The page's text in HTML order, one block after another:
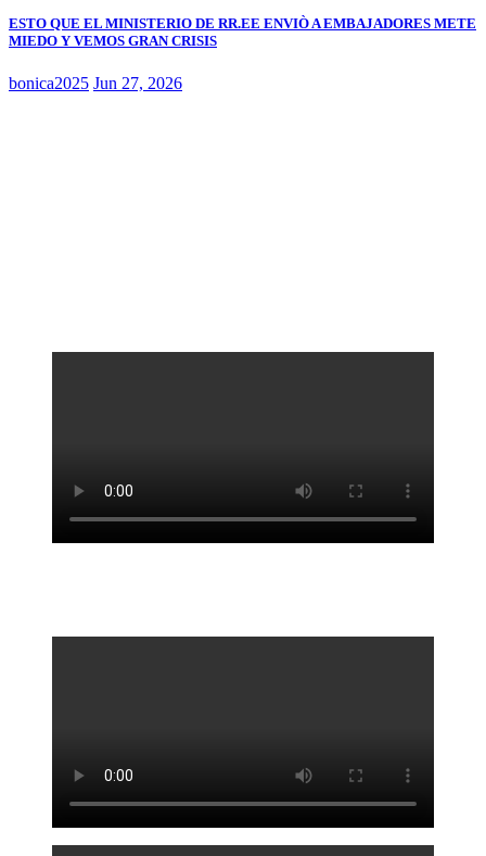
ESTO QUE EL MINISTERIO DE RR.EE ENVIÒ A EMBAJADORES METE
MIEDO Y VEMOS GRAN CRISIS
bonica2025 Jun 27, 2026